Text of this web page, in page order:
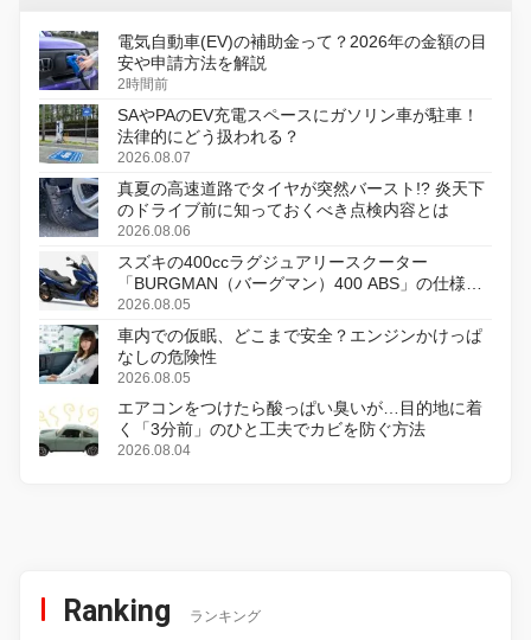
電気自動車(EV)の補助金って？2026年の金額の目
安や申請方法を解説
2時間前
SAやPAのEV充電スペースにガソリン車が駐車！
法律的にどう扱われる？
2026.08.07
真夏の高速道路でタイヤが突然バースト!? 炎天下
のドライブ前に知っておくべき点検内容とは
2026.08.06
スズキの400ccラグジュアリースクーター
「BURGMAN（バーグマン）400 ABS」の仕様を
変更し、8月18日に発売
2026.08.05
車内での仮眠、どこまで安全？エンジンかけっぱ
なしの危険性
2026.08.05
エアコンをつけたら酸っぱい臭いが…目的地に着
く「3分前」のひと工夫でカビを防ぐ方法
2026.08.04
Ranking ランキング